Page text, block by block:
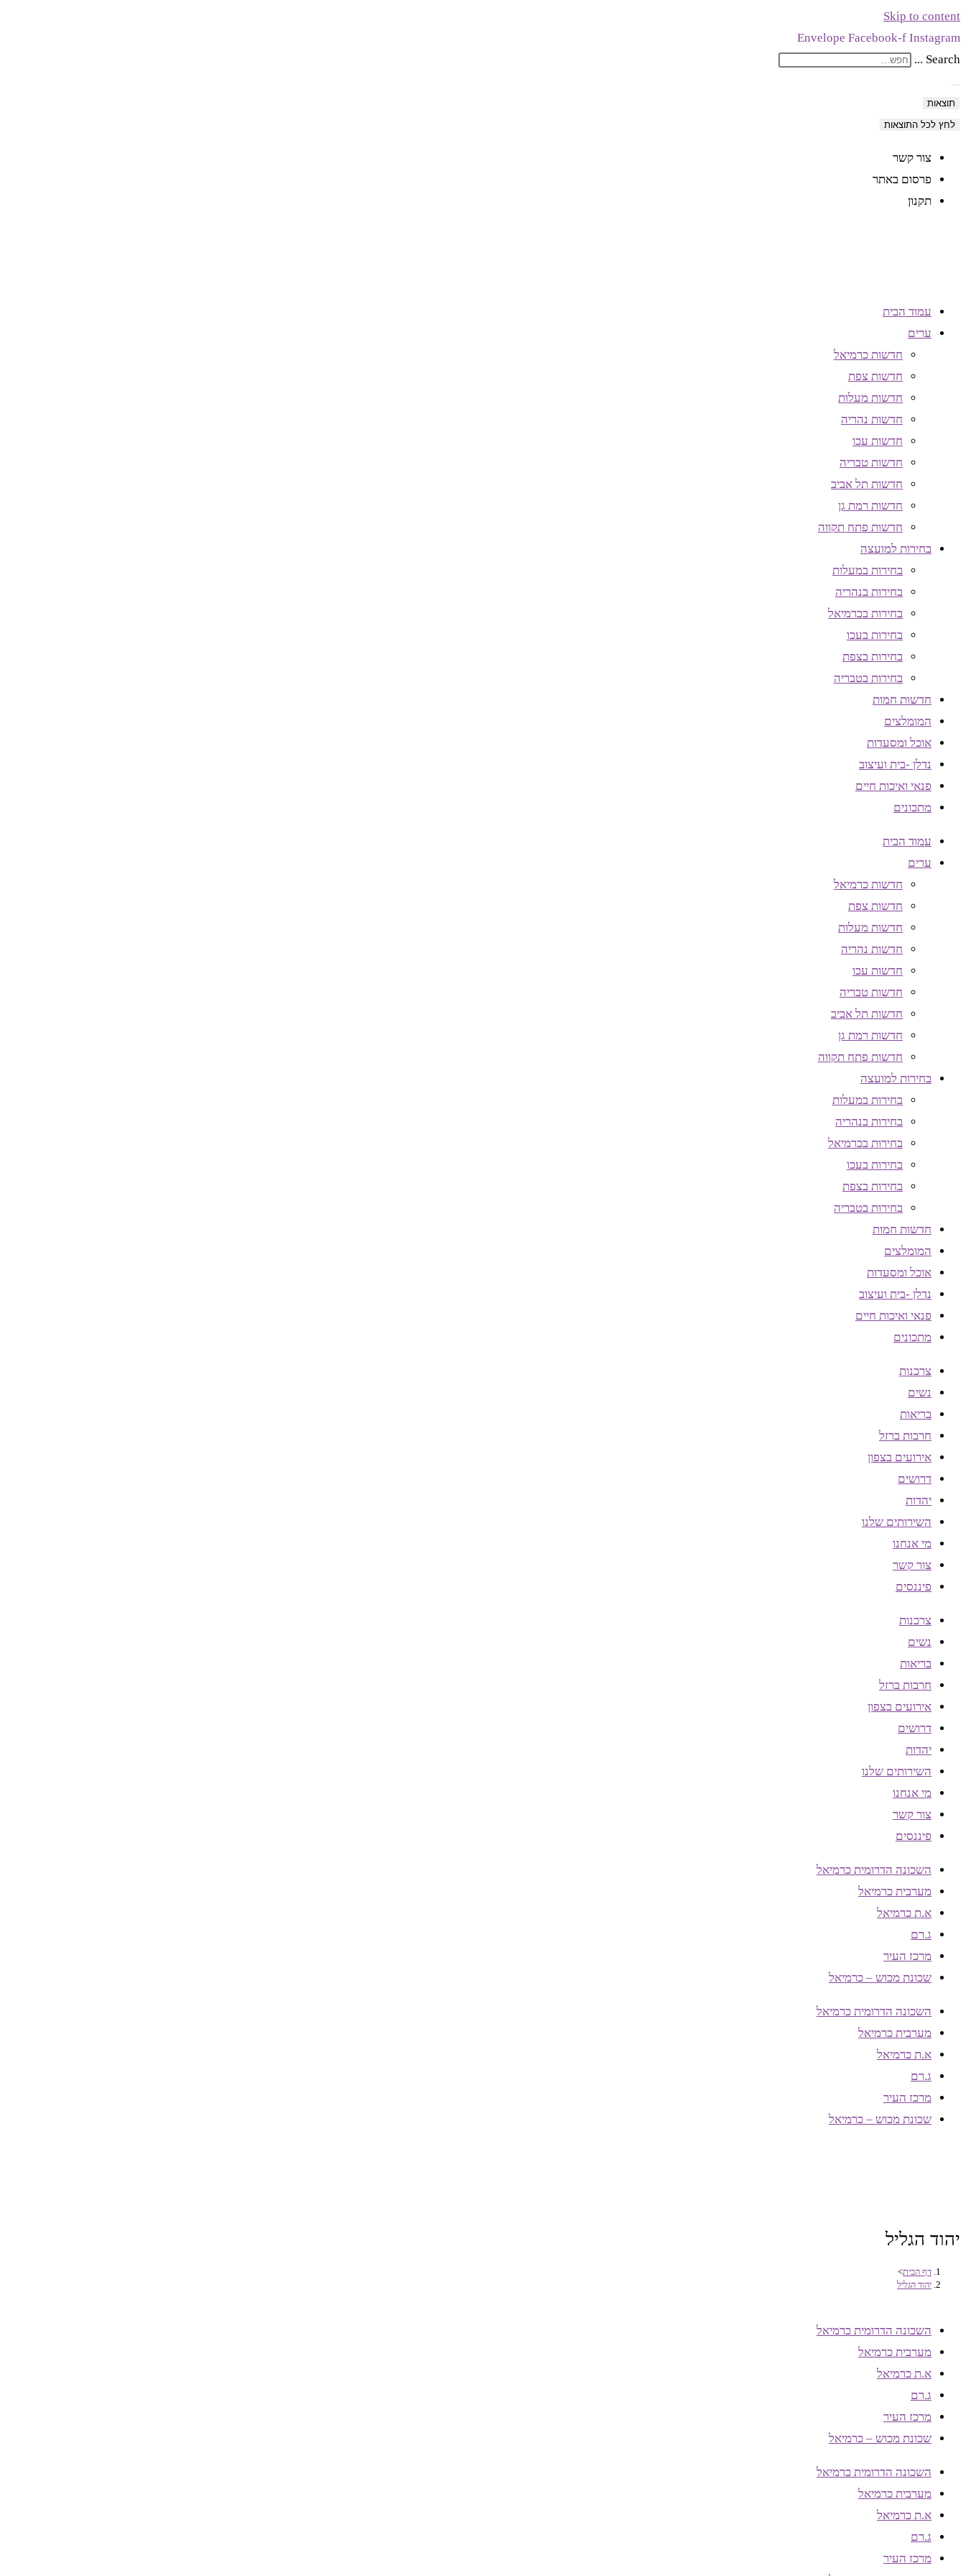
Skip to content
Envelope Facebook-f Instagram
Search ...
תוצאות
לחץ לכל התוצאות
צור קשר
פרסום באתר
תקנון
עמוד הבית
ערים
חדשות כרמיאל
חדשות צפת
חדשות מעלות
חדשות נהריה
חדשות עכו
חדשות טבריה
חדשות תל אביב
חדשות רמת גן
חדשות פתח תקווה
בחירות למועצה
בחירות במעלות
בחירות בנהריה
בחירות בכרמיאל
בחירות בעכו
בחירות בצפת
בחירות בטבריה
חדשות חמות
המומלצים
אוכל ומסעדות
נדלן -בית ועיצוב
פנאי ואיכות חיים
מתכונים
עמוד הבית
ערים
חדשות כרמיאל
חדשות צפת
חדשות מעלות
חדשות נהריה
חדשות עכו
חדשות טבריה
חדשות תל אביב
חדשות רמת גן
חדשות פתח תקווה
בחירות למועצה
בחירות במעלות
בחירות בנהריה
בחירות בכרמיאל
בחירות בעכו
בחירות בצפת
בחירות בטבריה
חדשות חמות
המומלצים
אוכל ומסעדות
נדלן -בית ועיצוב
פנאי ואיכות חיים
מתכונים
צרכנות
נשים
בריאות
חרבות ברזל
אירועים בצפון
דרושים
יהדות
השירותים שלנו
מי אנחנו
צור קשר
פיננסים
צרכנות
נשים
בריאות
חרבות ברזל
אירועים בצפון
דרושים
יהדות
השירותים שלנו
מי אנחנו
צור קשר
פיננסים
השכונה הדרומית כרמיאל
מערבית כרמיאל
א.ת כרמיאל
ג.רם
מרכז העיר
שכונת מכוש – כרמיאל
השכונה הדרומית כרמיאל
מערבית כרמיאל
א.ת כרמיאל
ג.רם
מרכז העיר
שכונת מכוש – כרמיאל
יהוד הגליל
דף הבית>
יהוד הגליל
השכונה הדרומית כרמיאל
מערבית כרמיאל
א.ת כרמיאל
ג.רם
מרכז העיר
שכונת מכוש – כרמיאל
השכונה הדרומית כרמיאל
מערבית כרמיאל
א.ת כרמיאל
ג.רם
מרכז העיר